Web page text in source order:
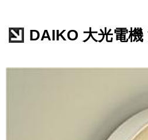
DAIKO 大光電機